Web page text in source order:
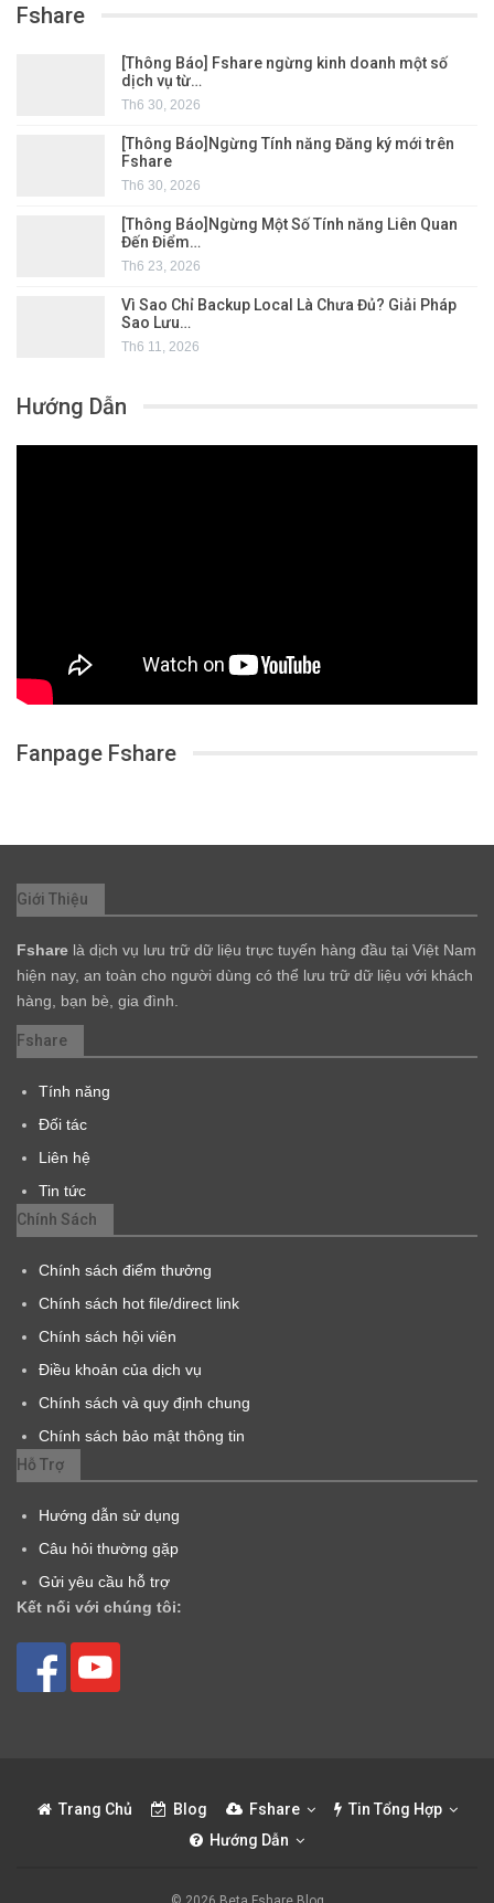
Fshare
[Thông Báo] Fshare ngừng kinh doanh một số
dịch vụ từ…
Th6 30, 2026
[Thông Báo]Ngừng Tính năng Đăng ký mới trên
Fshare
Th6 30, 2026
[Thông Báo]Ngừng Một Số Tính năng Liên Quan
Đến Điểm…
Th6 23, 2026
Vì Sao Chỉ Backup Local Là Chưa Đủ? Giải Pháp
Sao Lưu…
Th6 11, 2026
Hướng Dẫn
Fanpage Fshare
Giới Thiệu
Fshare là dịch vụ lưu trữ dữ liệu trực tuyến hàng đầu tại Việt Nam
hiện nay, an toàn cho người dùng có thể lưu trữ dữ liệu với khách
hàng, bạn bè, gia đình.
Fshare
Tính năng
Đối tác
Liên hệ
Tin tức
Chính Sách
Chính sách điểm thưởng
Chính sách hot file/direct link
Chính sách hội viên
Điều khoản của dịch vụ
Chính sách và quy định chung
Chính sách bảo mật thông tin
Hỗ Trợ
Hướng dẫn sử dụng
Câu hỏi thường gặp
Gửi yêu cầu hỗ trợ
Kết nối với chúng tôi:
Trang Chủ Blog Fshare
Tin Tổng Hợp
Hướng Dẫn